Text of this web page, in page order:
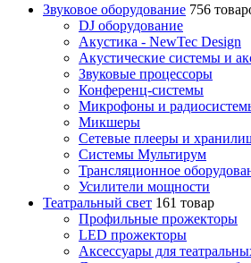
Звуковое оборудование 756
DJ оборудование
Акустика - NewTec Design
Акустические системы и
Звуковые процессоры
Конференц-системы
Микрофоны и
Микшеры
Сетевые плееры и
Системы Мультирум
Трансляционное
Усилители мощности
Театральный свет 161 товар
Профильные прожекторы
LED прожекторы
Аксессуары для